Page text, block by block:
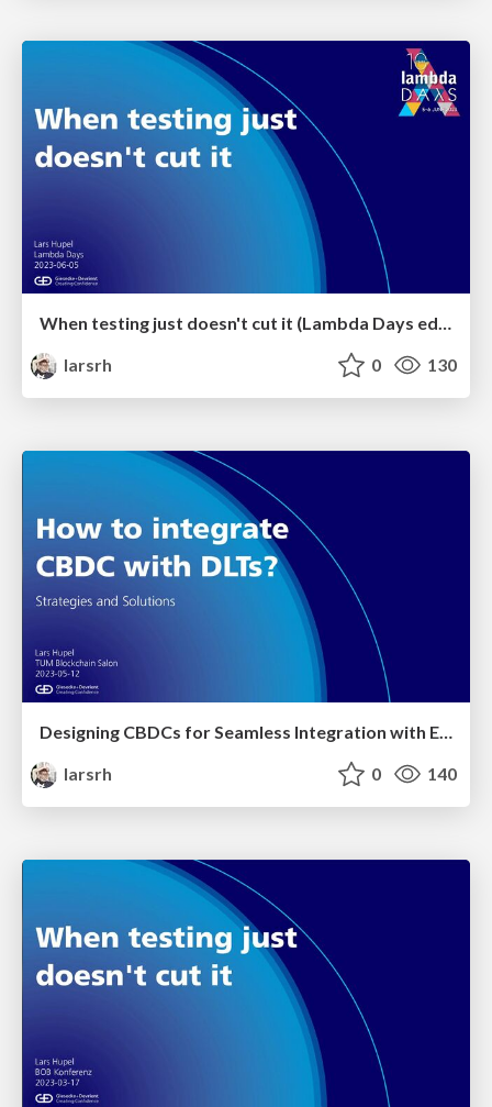
larsrh
0 130
Designing CBDCs for Seamless Integration with External DLTs: Strategies and Solutions
larsrh
0 140